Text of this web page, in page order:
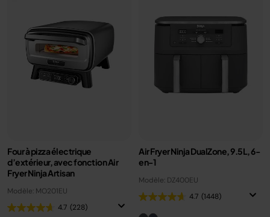
Four à pizza électrique
d’extérieur, avec fonction Air
Fryer Ninja Artisan
Modèle: MO201EU
4.7 (228)
Air Fryer Ninja DualZone, 9.5L, 6-
en-1
Modèle: DZ400EU
4.7 (1448)